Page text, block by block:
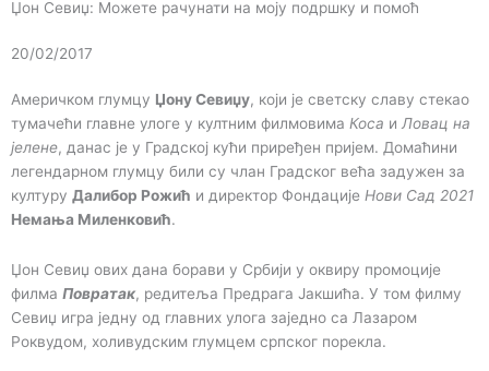
Џон Севиџ: Можете рачунати на моју подршку и помоћ
20/02/2017
Америчком глумцу Џону Севиџу, који је светску славу стекао
тумачећи главне улоге у култним филмовима Коса и Ловац на
јелене, данас је у Градској кући приређен пријем. Домаћини
легендарном глумцу били су члан Градског већа задужен за
културу Далибор Рожић и директор Фондације Нови Сад 2021
Немања Миленковић.
Џон Севиџ ових дана борави у Србији у оквиру промоције
филма Повратак, редитеља Предрага Јакшића. У том филму
Севиџ игра једну од главних улога заједно са Лазаром
Роквудом, холивудским глумцем српског порекла.